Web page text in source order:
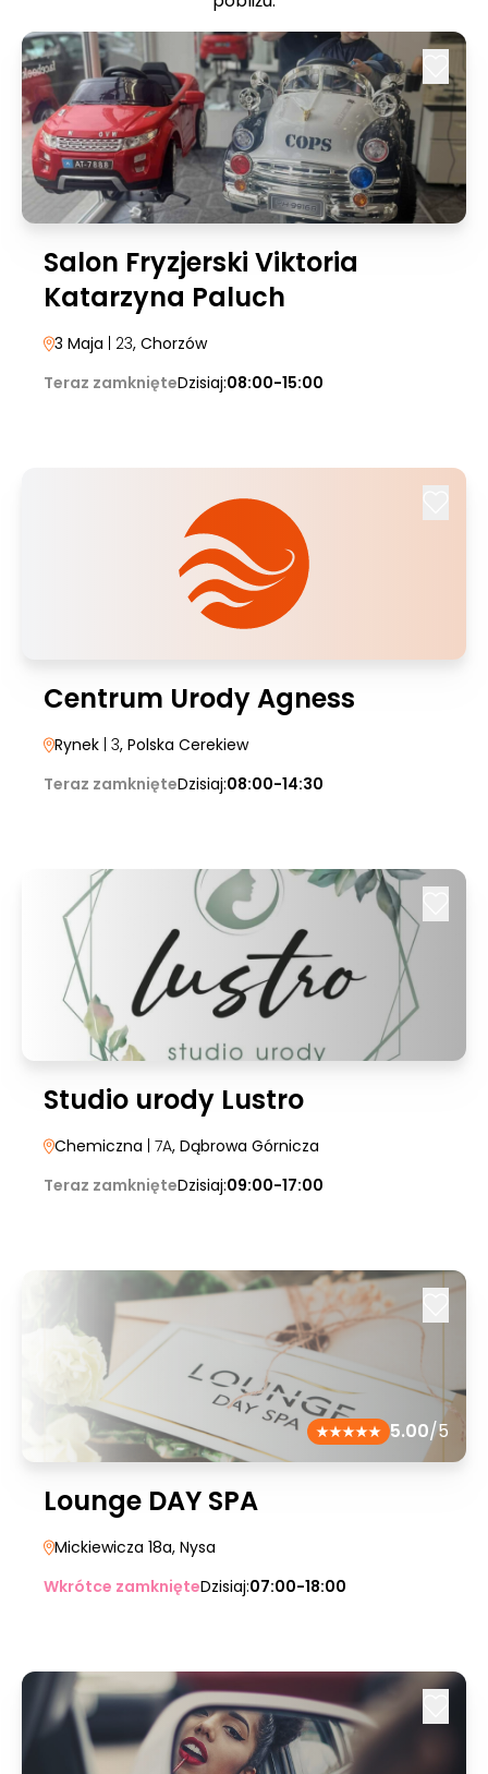
Salon Fryzjerski Viktoria
Katarzyna Paluch
3 Maja | 23, Chorzów
Teraz zamknięteDzisiaj:08:00-15:00
Centrum Urody Agness
Rynek | 3, Polska Cerekiew
Teraz zamknięteDzisiaj:08:00-14:30
Studio urody Lustro
Chemiczna | 7A, Dąbrowa Górnicza
Teraz zamknięteDzisiaj:09:00-17:00
5.00/5
Lounge DAY SPA
Mickiewicza 18a, Nysa
Wkrótce zamknięteDzisiaj:07:00-18:00